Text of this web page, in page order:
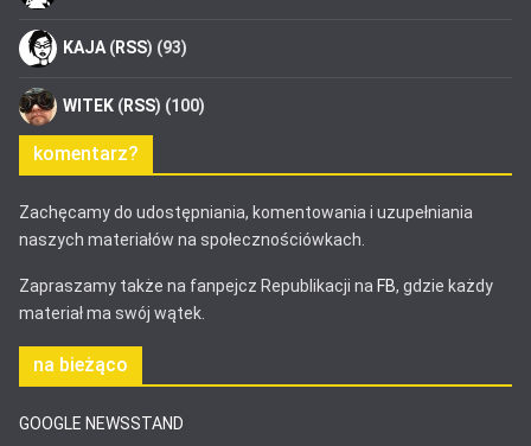
KAJA (RSS) (93)
WITEK (RSS) (100)
komentarz?
Zachęcamy do udostępniania, komentowania i uzupełniania
naszych materiałów na społecznościówkach.
Zapraszamy także na fanpejcz Republikacji na FB, gdzie każdy
materiał ma swój wątek.
na bieżąco
GOOGLE NEWSSTAND